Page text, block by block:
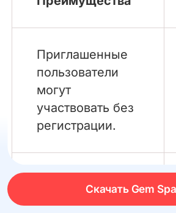
Скачать Gem
Приглашенные
пользователи
могут
участвовать без
регистрации.